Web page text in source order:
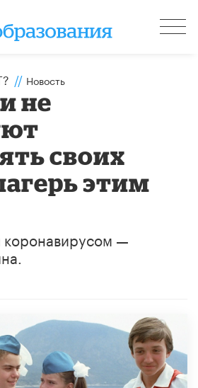
// Новость
не
своих
этим
коронавирусом —